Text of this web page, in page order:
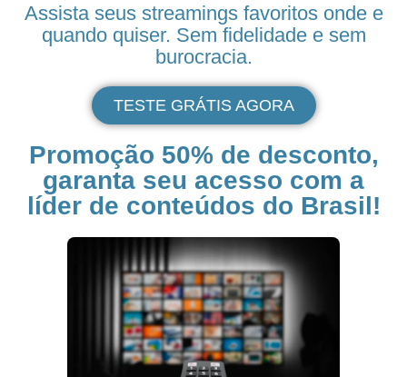
Assista seus streamings favoritos onde e
quando quiser. Sem fidelidade e sem
burocracia.
TESTE GRÁTIS AGORA
Promoção 50% de desconto,
garanta seu acesso com a
líder de conteúdos do Brasil!